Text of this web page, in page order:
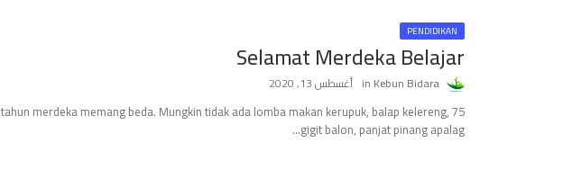
PENDIDIKAN
Selamat Merdeka Belajar
Kebun Bidara أغسطس 13, 2020
75 tahun merdeka memang beda. Mungkin tidak ada lomba makan kerupuk, balap kelereng,
gigit balon, panjat pinang apalag…